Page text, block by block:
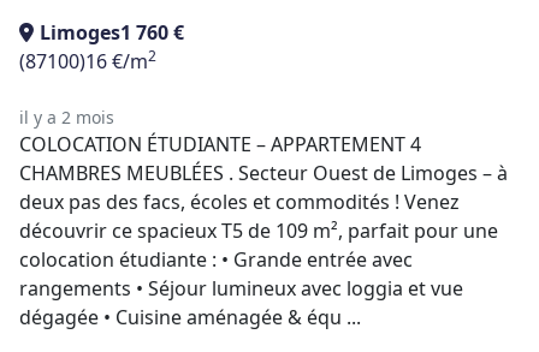
Limoges1 760 €
(87100)16 €/m2
il y a 2 mois
COLOCATION ÉTUDIANTE – APPARTEMENT 4
CHAMBRES MEUBLÉES . Secteur Ouest de Limoges – à
deux pas des facs, écoles et commodités ! Venez
découvrir ce spacieux T5 de 109 m², parfait pour une
colocation étudiante : • Grande entrée avec
rangements • Séjour lumineux avec loggia et vue
dégagée • Cuisine aménagée & équ ...